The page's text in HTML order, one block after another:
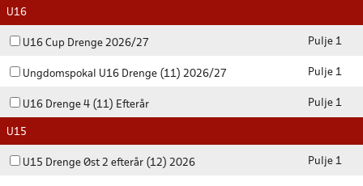
U16
U16 Cup Drenge 2026/27 Pulje 1
Ungdomspokal U16 Drenge (11) 2026/27 Pulje 1
U16 Drenge 4 (11) Efterår Pulje 1
U15
U15 Drenge Øst 2 efterår (12) 2026 Pulje 1